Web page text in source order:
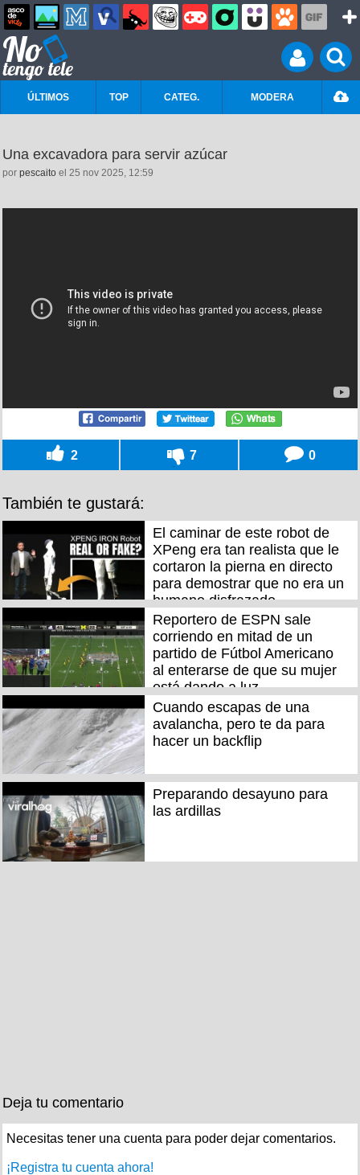
ÚLTIMOS TOP CATEG. MODERA
Una excavadora para servir azúcar
por pescaito el 25 nov 2025, 12:59
2 7 0
También te gustará:
El caminar de este robot de
XPeng era tan realista que le
cortaron la pierna en directo
para demostrar que no era un
humano disfrazado
Reportero de ESPN sale
corriendo en mitad de un
partido de Fútbol Americano
al enterarse de que su mujer
está dando a luz
Cuando escapas de una
avalancha, pero te da para
hacer un backflip
Preparando desayuno para
las ardillas
Deja tu comentario
Necesitas tener una cuenta para poder dejar comentarios.
¡Registra tu cuenta ahora!